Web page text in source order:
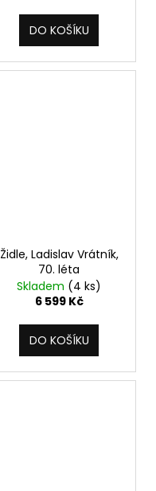
DO KOŠÍKU
Židle, Ladislav Vrátník,
70. léta
Skladem (4 ks)
6 599 Kč
DO KOŠÍKU